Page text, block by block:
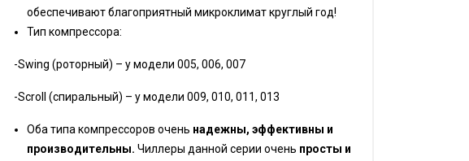
обеспечивают благоприятный микроклимат круглый год!
Тип компрессора:
-Swing (роторный) – у модели 005, 006, 007
-Scroll (спиральный) – у модели 009, 010, 011, 013
Оба типа компрессоров очень надежны, эффективны и
производительны. Чиллеры данной серии очень просты и